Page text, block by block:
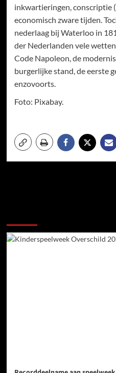
inkwartieringen, conscriptie
economisch zware tijden.
nederlaag bij Waterloo in
der Nederlanden vele
Code Napoleon, de
burgerlijke stand, de eerste
enzovoorts.
Foto: Pixabay.